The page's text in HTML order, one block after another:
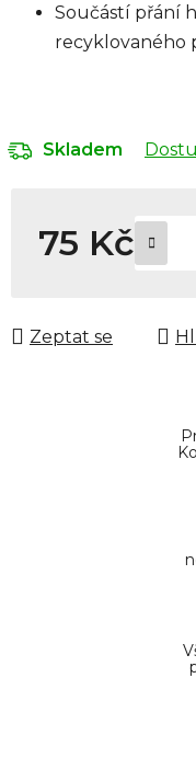
Součástí přání
recyklovaného
Skladem
75 Kč
Zeptat se